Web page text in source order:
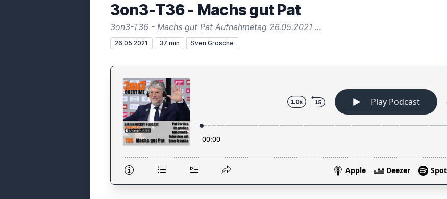
3on3-T36 - Machs gut Pat
3on3-T36 - Machs gut Pat Aufnahmetag 26.05.2021 …
26.05.2021 37 min Sven Grosche